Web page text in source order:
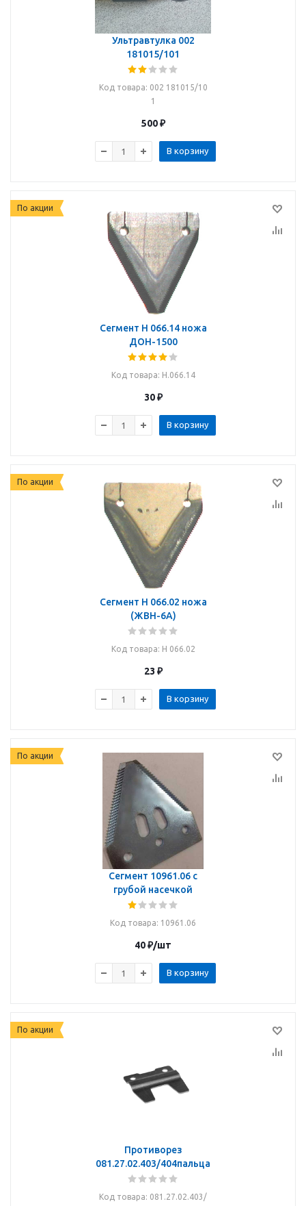
Ультравтулка 002
181015/101
Код товара: 002 181015/10
1
500₽
В корзину
По акции
Сегмент Н 066.14 ножа
ДОН-1500
Код товара: Н.066.14
30₽
В корзину
По акции
Сегмент Н 066.02 ножа
(ЖВН-6А)
Код товара: Н 066.02
23 ₽
В корзину
По акции
Сегмент 10961.06 с
грубой насечкой
Код товара: 10961.06
40₽/шт
В корзину
По акции
Противорез
081.27.02.403/404пальца
Код товара: 081.27.02.403/